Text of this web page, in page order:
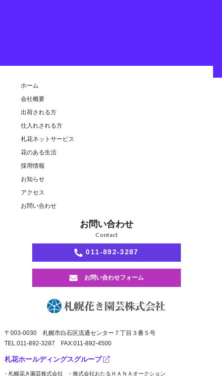
ホーム
会社概要
出荷される方
仕入れされる方
札花ネットサービス
花のある生活
採用情報
お知らせ
アクセス
お問い合わせ
お問い合わせ
Contact
011-892-3287
お問い合わせフォーム
〒003-0030
札幌市白石区流通センター７丁目３番５号
TEL:011-892-3287 FAX:011-892-4500
札花ホールディングスグループ
・札幌花き園芸株式会社 ・株式会社おたるＨＡＮＡオークション